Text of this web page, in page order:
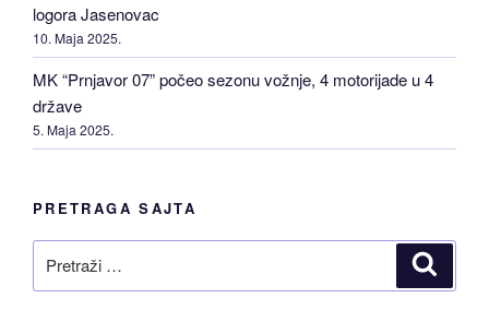
logora Jasenovac
10. Maja 2025.
MK “Prnjavor 07” počeo sezonu vožnje, 4 motorijade u 4
države
5. Maja 2025.
PRETRAGA SAJTA